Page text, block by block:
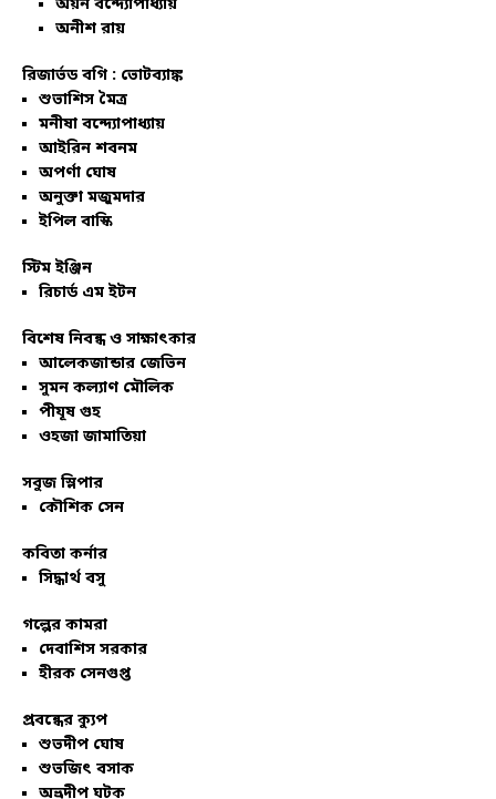
অয়ন বন্দ্যোপাধ্যায়
অনীশ রায়
রিজার্ভড বগি : ভোটব্যাঙ্ক
শুভাশিস মৈত্র
মনীষা বন্দ্যোপাধ্যায়
আইরিন শবনম
অপর্ণা ঘোষ
অনুক্তা মজুমদার
ইপিল বাস্কি
স্টিম ইঞ্জিন
রিচার্ড এম ইটন
বিশেষ নিবন্ধ ও সাক্ষাৎকার
আলেকজান্ডার জেভিন
সুমন কল্যাণ মৌলিক
পীযূষ গুহ
ওহজা জামাতিয়া
সবুজ স্লিপার
কৌশিক সেন
কবিতা কর্নার
সিদ্ধার্থ বসু
গল্পের কামরা
দেবাশিস সরকার
হীরক সেনগুপ্ত
প্রবন্ধের ক্যুপ
শুভদীপ ঘোষ
শুভজিৎ বসাক
অভ্রদীপ ঘটক